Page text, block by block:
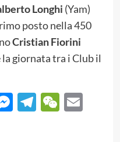
Longhi (Yam)
posto nella 450
Cristian Fiorini
giornata tra i Club il
Messenger
Telegram